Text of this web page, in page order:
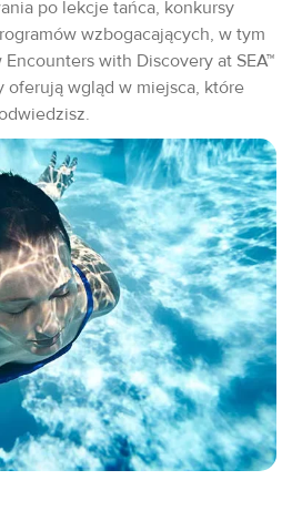
po lekcje tańca, konkursy
wzbogacających, w tym
with Discovery at SEA™
oferują wgląd w miejsca, które